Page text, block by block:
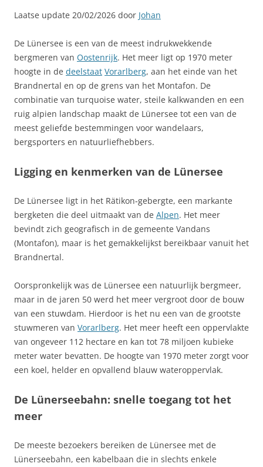
Laatse update 20/02/2026 door Johan
De Lünersee is een van de meest indrukwekkende
bergmeren van Oostenrijk. Het meer ligt op 1970 meter
hoogte in de deelstaat Vorarlberg, aan het einde van het
Brandnertal en op de grens van het Montafon. De
combinatie van turquoise water, steile kalkwanden en een
ruig alpien landschap maakt de Lünersee tot een van de
meest geliefde bestemmingen voor wandelaars,
bergsporters en natuurliefhebbers.
Ligging en kenmerken van de Lünersee
De Lünersee ligt in het Rätikon‑gebergte, een markante
bergketen die deel uitmaakt van de Alpen. Het meer
bevindt zich geografisch in de gemeente Vandans
(Montafon), maar is het gemakkelijkst bereikbaar vanuit het
Brandnertal.
Oorspronkelijk was de Lünersee een natuurlijk bergmeer,
maar in de jaren 50 werd het meer vergroot door de bouw
van een stuwdam. Hierdoor is het nu een van de grootste
stuwmeren van Vorarlberg. Het meer heeft een oppervlakte
van ongeveer 112 hectare en kan tot 78 miljoen kubieke
meter water bevatten. De hoogte van 1970 meter zorgt voor
een koel, helder en opvallend blauw wateroppervlak.
De Lünerseebahn: snelle toegang tot het
meer
De meeste bezoekers bereiken de Lünersee met de
Lünerseebahn, een kabelbaan die in slechts enkele